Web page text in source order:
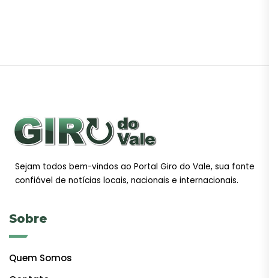
Sejam todos bem-vindos ao Portal Giro do Vale, sua fonte
confiável de notícias locais, nacionais e internacionais.
Sobre
Quem Somos